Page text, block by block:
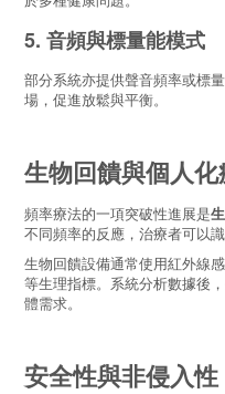
5. 音頻與標量能模式
部分系統亦提供聲音頻率或標
場，促進放鬆與平衡。
生物回饋與個人
頻率療法的一項突破性進展是
不同頻率的反應，治療者可以
生物回饋設備通常使用紅外線
等生理指標。系統分析數據後
體需求。
安全性與非侵入性